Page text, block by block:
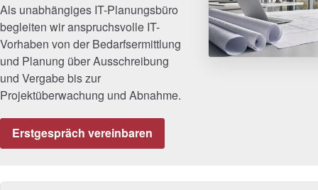
Als unabhängiges IT-Planungsbüro
begleiten wir anspruchsvolle IT-
Vorhaben von der Bedarfsermittlung
und Planung über Ausschreibung
und Vergabe bis zur
Projektüberwachung und Abnahme.
Erstgespräch vereinbaren